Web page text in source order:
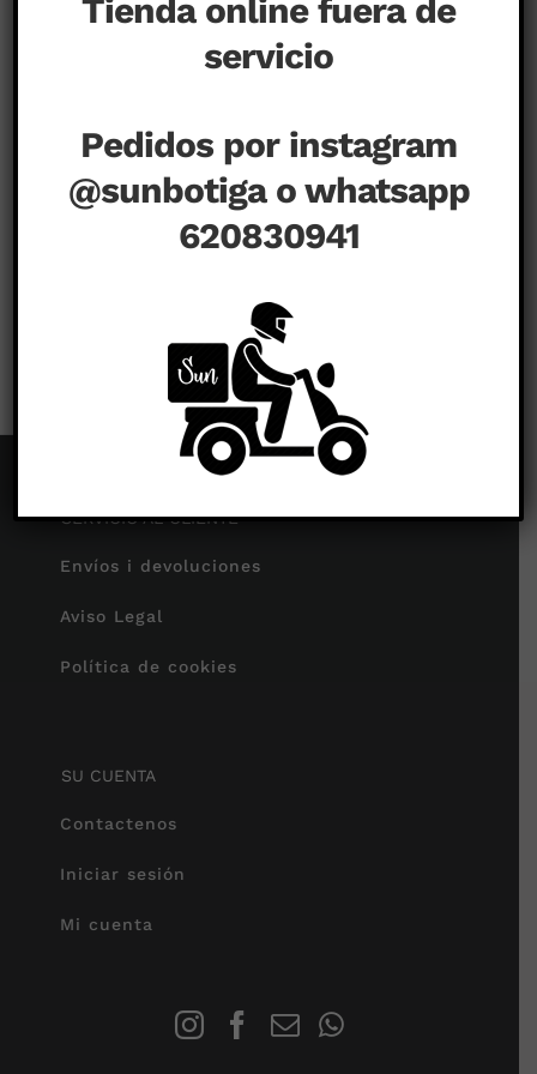
Comentarios desactivados
SERVICIO AL CLIENTE
Envíos i devoluciones
Aviso Legal
Política de cookies
SU CUENTA
Contactenos
Iniciar sesión
Mi cuenta
Tienda online fuera de
servicio
Pedidos por instagram
@sunbotiga o whatsapp
620830941